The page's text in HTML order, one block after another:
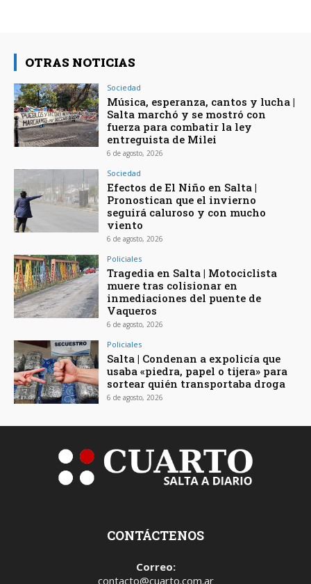
OTRAS NOTICIAS
Sociedad
Música, esperanza, cantos y lucha |
Salta marchó y se mostró con
fuerza para combatir la ley
entreguista de Milei
6 de agosto, 2026
Sociedad
Efectos de El Niño en Salta |
Pronostican que el invierno
seguirá caluroso y con mucho
viento
6 de agosto, 2026
Policiales
Tragedia en Salta | Motociclista
muere tras colisionar en
inmediaciones del puente de
Vaqueros
6 de agosto, 2026
Policiales
Salta | Condenan a expolicía que
usaba «piedra, papel o tijera» para
sortear quién transportaba droga
6 de agosto, 2026
CONTÁCTENOS
Correo:
contacto@cuarto.com.ar